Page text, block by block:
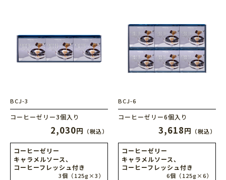
BCJ-3
コーヒーゼリー3個入り
2,030円 （税込）
コーヒーゼリー
キャラメルソース、
コーヒーフレッシュ付き
3個（125g×3）
BCJ-6
コーヒーゼリー6個入り
3,618円 （税込）
コーヒーゼリー
キャラメルソース、
コーヒーフレッシュ付き
6個（125g×6）